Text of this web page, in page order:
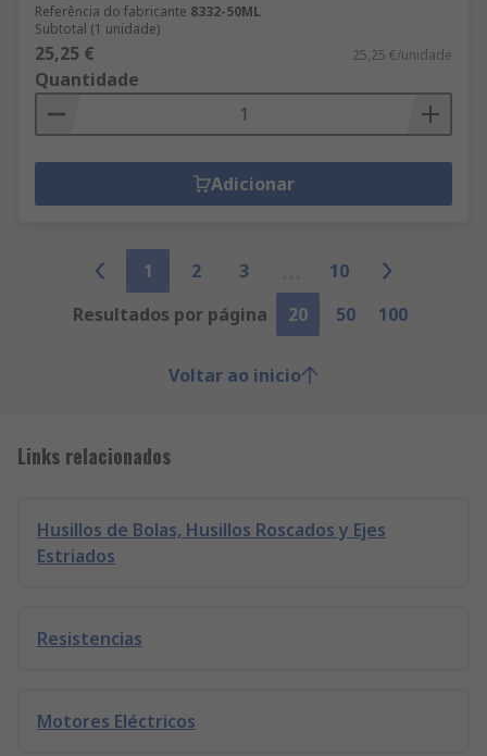
Referência do fabricante 8332-50ML
Subtotal (1 unidade)
25,25 € 25,25 €/unidade
Quantidade
Adicionar
1 2 3
10
Resultados por página
20 50 100
Voltar ao inicio
Links relacionados
Husillos de Bolas, Husillos Roscados y Ejes
Estriados
Resistencias
Motores Eléctricos